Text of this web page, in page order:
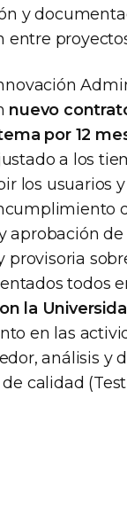
y
entre
nuevo
por 12
a los
los usuarios
aprobación
todos
la
en las
análisis y
calidad